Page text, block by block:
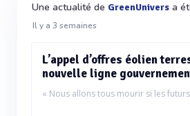
Une actualité de GreenUnivers a
Il y a 3 semaines
L’appel d’offres éolien
nouvelle ligne
« Nous allons tous mourir si les